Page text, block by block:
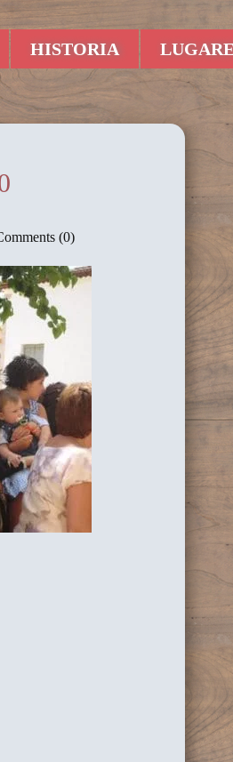
HISTORIA
(0)